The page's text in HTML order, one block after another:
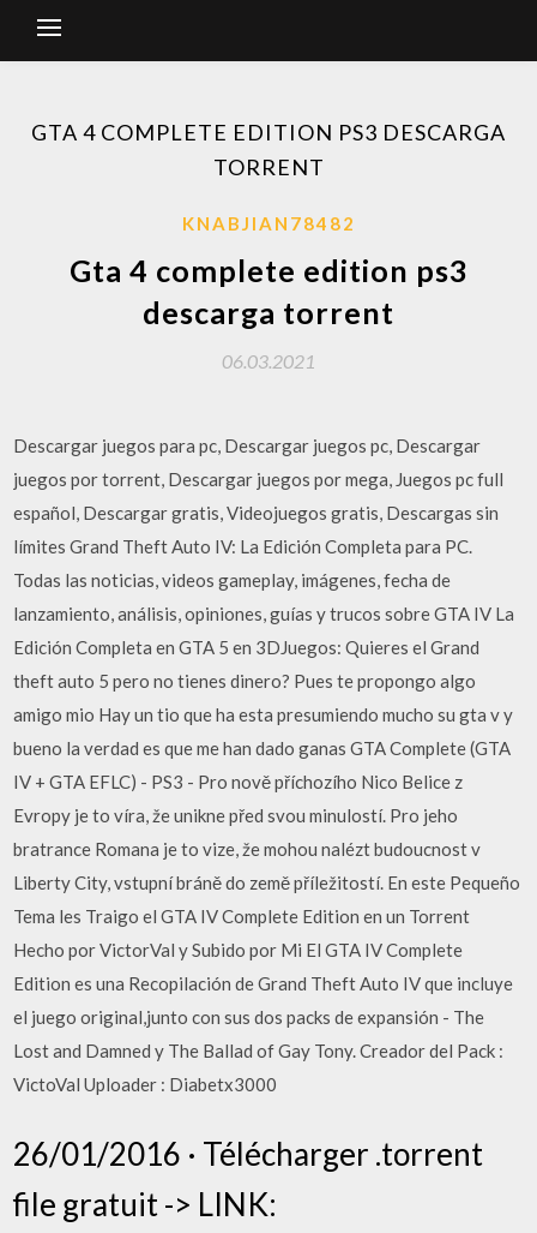
GTA 4 COMPLETE EDITION PS3 DESCARGA
TORRENT
KNABJIAN78482
Gta 4 complete edition ps3
descarga torrent
06.03.2021
Descargar juegos para pc, Descargar juegos pc, Descargar
juegos por torrent, Descargar juegos por mega, Juegos pc full
español, Descargar gratis, Videojuegos gratis, Descargas sin
límites Grand Theft Auto IV: La Edición Completa para PC.
Todas las noticias, videos gameplay, imágenes, fecha de
lanzamiento, análisis, opiniones, guías y trucos sobre GTA IV La
Edición Completa en GTA 5 en 3DJuegos: Quieres el Grand
theft auto 5 pero no tienes dinero? Pues te propongo algo
amigo mio Hay un tio que ha esta presumiendo mucho su gta v y
bueno la verdad es que me han dado ganas GTA Complete (GTA
IV + GTA EFLC) - PS3 - Pro nově příchozího Nico Belice z
Evropy je to víra, že unikne před svou minulostí. Pro jeho
bratrance Romana je to vize, že mohou nalézt budoucnost v
Liberty City, vstupní bráně do země příležitostí. En este Pequeño
Tema les Traigo el GTA IV Complete Edition en un Torrent
Hecho por VictorVal y Subido por Mi El GTA IV Complete
Edition es una Recopilación de Grand Theft Auto IV que incluye
el juego original,junto con sus dos packs de expansión - The
Lost and Damned y The Ballad of Gay Tony. Creador del Pack :
VictoVal Uploader : Diabetx3000
26/01/2016 · Télécharger .torrent
file gratuit -> LINK: